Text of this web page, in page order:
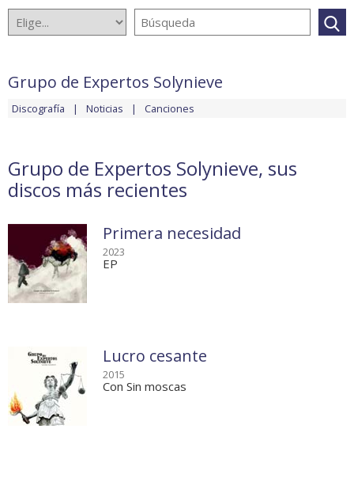
Grupo de Expertos Solynieve
Discografía Noticias Canciones
Grupo de Expertos Solynieve, sus
discos más recientes
Primera necesidad
2023
EP
Lucro cesante
2015
Con Sin moscas